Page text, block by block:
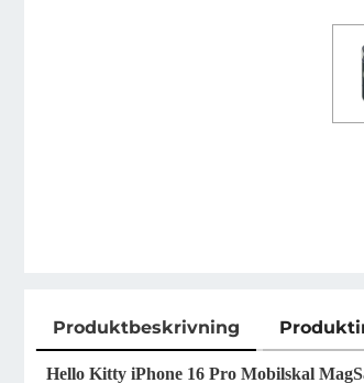
Produktbeskrivning
Hello Kitty iPhone 16 Pro Mobilskal